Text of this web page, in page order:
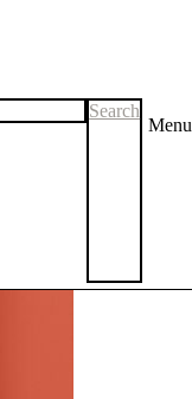
Search
Menu